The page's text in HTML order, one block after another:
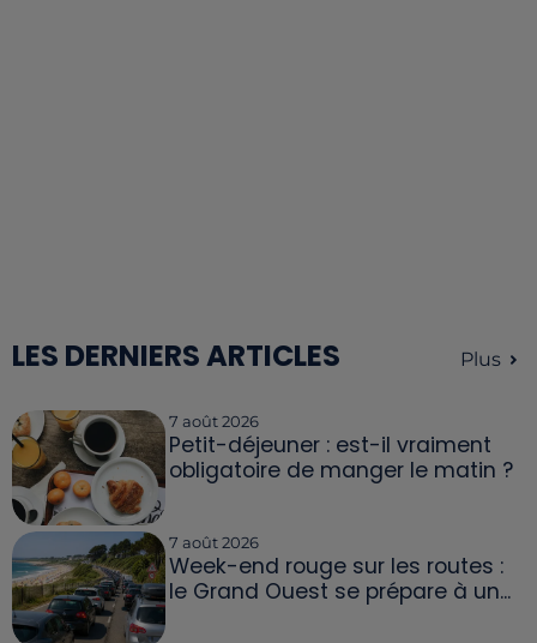
LES DERNIERS ARTICLES Plus
7 août 2026
Petit-déjeuner : est-il vraiment
obligatoire de manger le matin ?
7 août 2026
Week-end rouge sur les routes :
le Grand Ouest se prépare à un...